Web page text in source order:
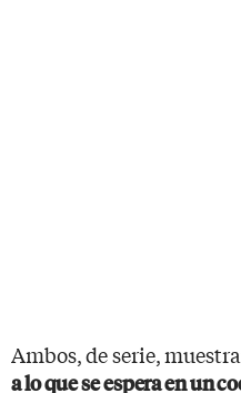
Ambos, de serie,
a lo que se espera en un